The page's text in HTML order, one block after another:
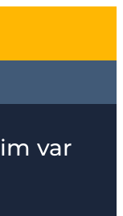
var